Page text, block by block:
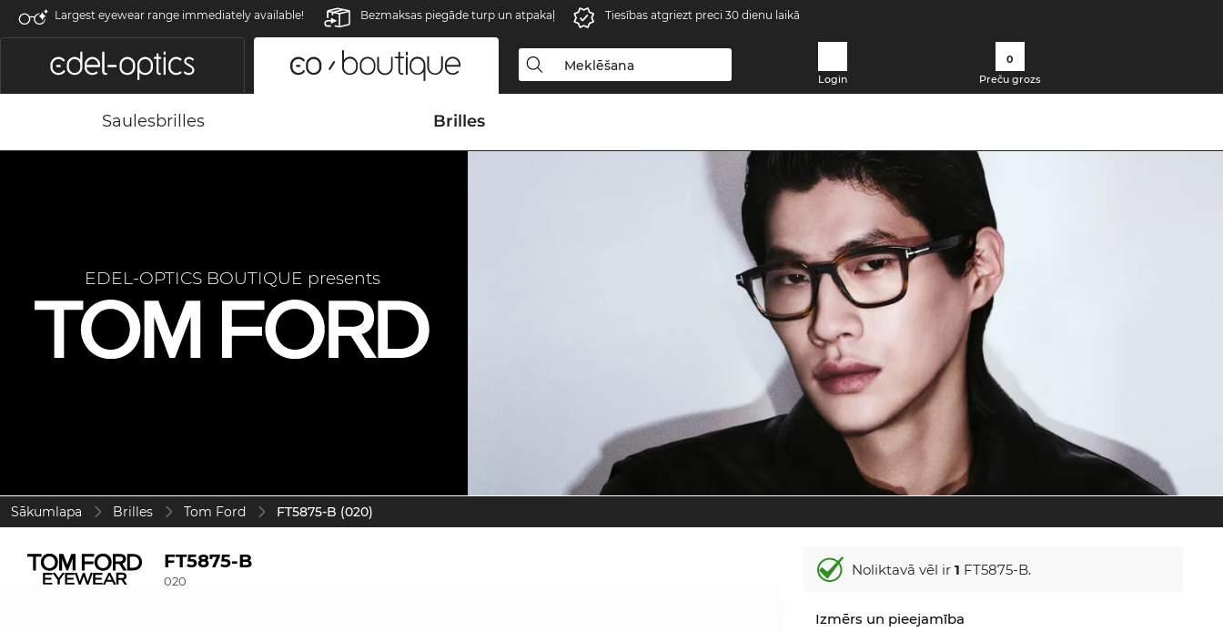
Largest eyewear range immediately available! Bezmaksas piegāde turp un atpakaļ Tiesības atgriezt preci 30 dienu laikā
Login
0
Preču grozs
Saulesbrilles Brilles
EDEL-OPTICS BOUTIQUE presents
Sākumlapa Brilles Tom Ford FT5875-B (020)
FT5875-B
020
Noliktavā vēl ir1 FT5875-B.
Izmērs un pieejamība